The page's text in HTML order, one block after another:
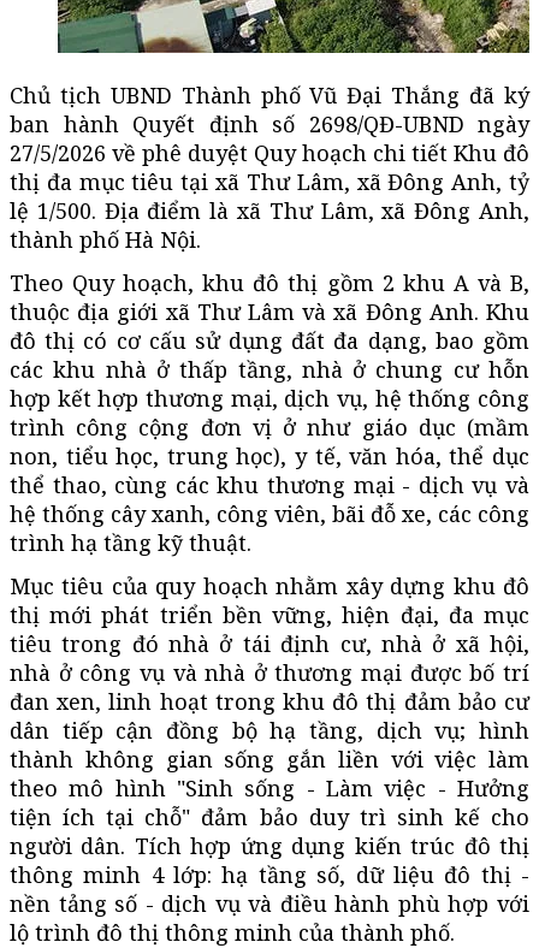
Chủ tịch UBND Thành phố Vũ Đại Thắng đã ký
ban hành Quyết định số 2698/QĐ-UBND ngày
27/5/2026 về phê duyệt Quy hoạch chi tiết Khu đô
thị đa mục tiêu tại xã Thư Lâm, xã Đông Anh, tỷ
lệ 1/500. Địa điểm là xã Thư Lâm, xã Đông Anh,
thành phố Hà Nội.
Theo Quy hoạch, khu đô thị gồm 2 khu A và B,
thuộc địa giới xã Thư Lâm và xã Đông Anh. Khu
đô thị có cơ cấu sử dụng đất đa dạng, bao gồm
các khu nhà ở thấp tầng, nhà ở chung cư hỗn
hợp kết hợp thương mại, dịch vụ, hệ thống công
trình công cộng đơn vị ở như giáo dục (mầm
non, tiểu học, trung học), y tế, văn hóa, thể dục
thể thao, cùng các khu thương mại - dịch vụ và
hệ thống cây xanh, công viên, bãi đỗ xe, các công
trình hạ tầng kỹ thuật.
Mục tiêu của quy hoạch nhằm xây dựng khu đô
thị mới phát triển bền vững, hiện đại, đa mục
tiêu trong đó nhà ở tái định cư, nhà ở xã hội,
nhà ở công vụ và nhà ở thương mại được bố trí
đan xen, linh hoạt trong khu đô thị đảm bảo cư
dân tiếp cận đồng bộ hạ tầng, dịch vụ; hình
thành không gian sống gắn liền với việc làm
theo mô hình "Sinh sống - Làm việc - Hưởng
tiện ích tại chỗ" đảm bảo duy trì sinh kế cho
người dân. Tích hợp ứng dụng kiến trúc đô thị
thông minh 4 lớp: hạ tầng số, dữ liệu đô thị -
nền tảng số - dịch vụ và điều hành phù hợp với
lộ trình đô thị thông minh của thành phố.